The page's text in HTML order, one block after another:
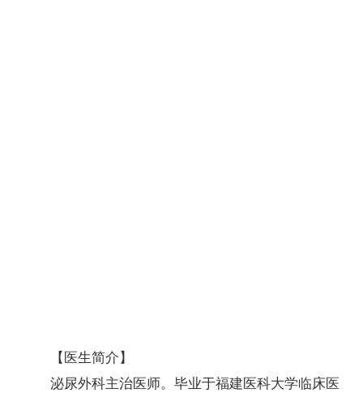
【医生简介】
泌尿外科主治医师。毕业于福建医科大学临床医